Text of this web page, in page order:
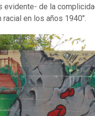
evidente- de la
racial en los años 1940".